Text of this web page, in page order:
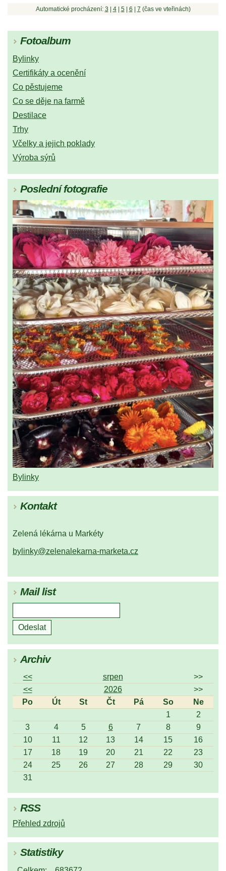
Automatické procházení: 3 4| 5| 6 7 (čas ve vteřinách)
Fotoalbum
Bylinky
Certifikáty a ocenění
Co pěstujeme
Co se děje na farmě
Destilace
Trhy
Včelky a jejich poklady
Výroba sýrů
Poslední fotografie
Bylinky
Kontakt
Zelená lékárna u Markéty
bylinky@zelenalekarna-marketa.cz
Mail list
Archiv
<< srpen
>>
<<
2026
>>
Po
Út St Čt Pá So
Ne
1
2
3
4 5 6 7 8
9
10
11 12 13 14 15
16
17
18 19 20 21 22
23
24
25 26 27 28 29
30
31
RSS
Přehled zdrojů
Statistiky